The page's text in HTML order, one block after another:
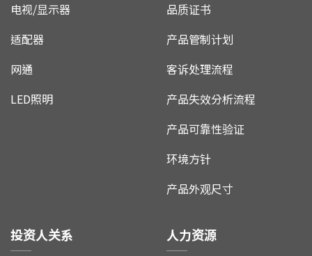
电视/显示器
适配器
网通
LED照明
品质证书
产品管制计划
客诉处理流程
产品失效分析流程
产品可靠性验证
环境方针
产品外观尺寸
投资人关系 人力资源